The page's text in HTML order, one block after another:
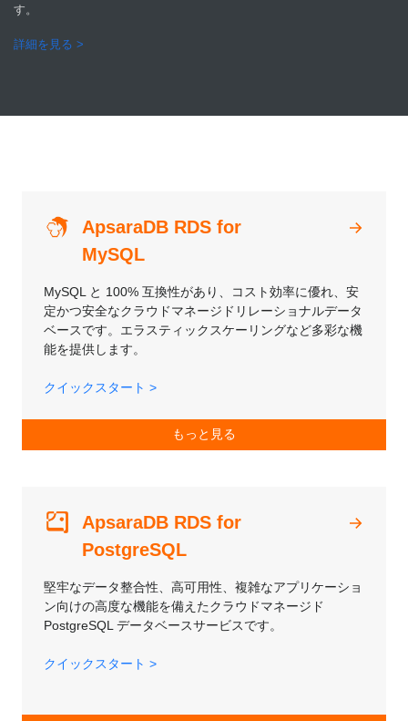
す。
詳細を見る >
ApsaraDB RDS for
MySQL
MySQL と 100% 互換性があり、コスト効率に優れ、安
定かつ安全なクラウドマネージドリレーショナルデータ
ベースです。エラスティックスケーリングなど多彩な機
能を提供します。
クイックスタート >
もっと見る
ApsaraDB RDS for
PostgreSQL
堅牢なデータ整合性、高可用性、複雑なアプリケーショ
ン向けの高度な機能を備えたクラウドマネージド
PostgreSQL データベースサービスです。
クイックスタート >